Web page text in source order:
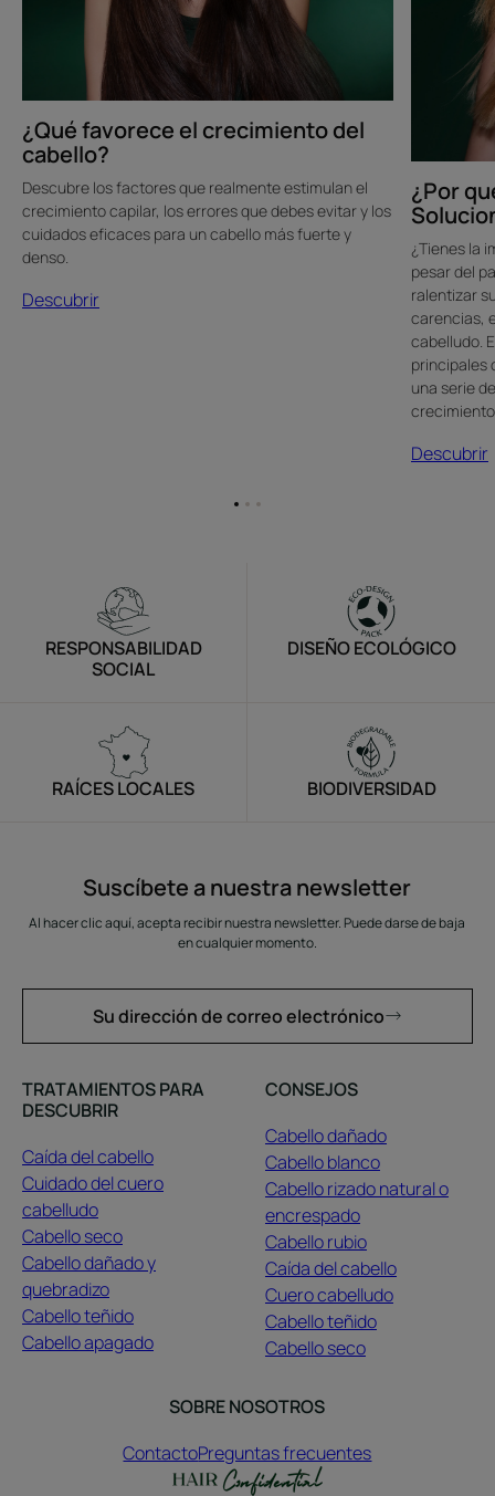
¿Qué favorece el crecimiento del
cabello?
Descubre los factores que realmente estimulan el
crecimiento capilar, los errores que debes evitar y los
cuidados eficaces para un cabello más fuerte y
denso.
Descubrir
consejos
¿Por
¿Tienes la
pesar del
ralentizar
carencias,
cabelludo.
principales
una serie
Descubrir
IrIrIr
RESPONSABILIDAD
SOCIAL
DISEÑO ECOLÓGICO
RAÍCES LOCALES BIODIVERSIDAD
Suscíbete a nuestra newsletter
Al hacer clic aquí, acepta recibir nuestra newsletter. Puede darse de baja
en cualquier momento.
Su dirección de correo electrónico
TRATAMIENTOS PARA
DESCUBRIR
Caída del cabello
Cuidado del cuero
cabelludo
Cabello seco
Cabello dañado y
quebradizo
Cabello teñido
Cabello apagado
CONSEJOS
Cabello dañado
Cabello blanco
Cabello rizado natural o
encrespado
Cabello rubio
Caída del cabello
Cuero cabelludo
Cabello teñido
Cabello seco
SOBRE NOSOTROS
ContactoPreguntas frecuentes